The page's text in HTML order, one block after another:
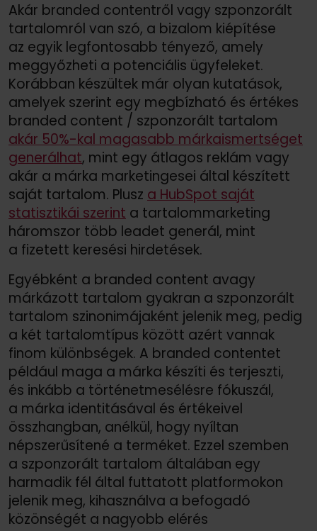
Akár branded contentről vagy szponzorált
tartalomról van szó, a bizalom kiépítése
az egyik legfontosabb tényező, amely
meggyőzheti a potenciális ügyfeleket.
Korábban készültek már olyan kutatások,
amelyek szerint egy megbízható és értékes
branded content / szponzorált tartalom
akár 50%-kal magasabb márkaismertséget
generálhat, mint egy átlagos reklám vagy
akár a márka marketingesei által készített
saját tartalom. Plusz a HubSpot saját
statisztikái szerint a tartalommarketing
háromszor több leadet generál, mint
a fizetett keresési hirdetések.
Egyébként a branded content avagy
márkázott tartalom gyakran a szponzorált
tartalom szinonimájaként jelenik meg, pedig
a két tartalomtípus között azért vannak
finom különbségek. A branded contentet
például maga a márka készíti és terjeszti,
és inkább a történetmesélésre fókuszál,
a márka identitásával és értékeivel
összhangban, anélkül, hogy nyíltan
népszerűsítené a terméket. Ezzel szemben
a szponzorált tartalom általában egy
harmadik fél által futtatott platformokon
jelenik meg, kihasználva a befogadó
közönségét a nagyobb elérés